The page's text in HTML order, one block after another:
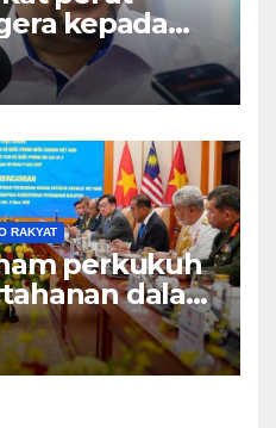
kepada
Wajdi
RAKYAT
perkukuh
dalam
termasuk
risikan –